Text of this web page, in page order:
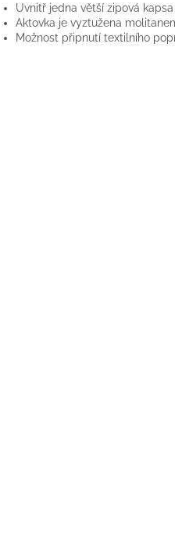
Uvnitř jedna větší zipová
Aktovka je vyztužena
Možnost připnutí textilního